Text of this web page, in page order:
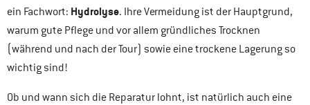
ein Fachwort: Hydrolyse. Ihre Vermeidung ist der Hauptgrund,
warum gute Pflege und vor allem gründliches Trocknen
(während und nach der Tour) sowie eine trockene Lagerung so
wichtig sind!
Ob und wann sich die Reparatur lohnt, ist natürlich auch eine